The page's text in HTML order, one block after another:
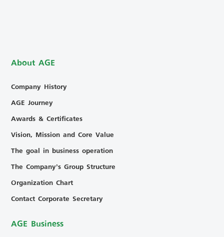
About AGE
Company History
AGE Journey
Awards & Certificates
Vision, Mission and Core Value
The goal in business operation
The Company’s Group Structure
Organization Chart
Contact Corporate Secretary
AGE Business